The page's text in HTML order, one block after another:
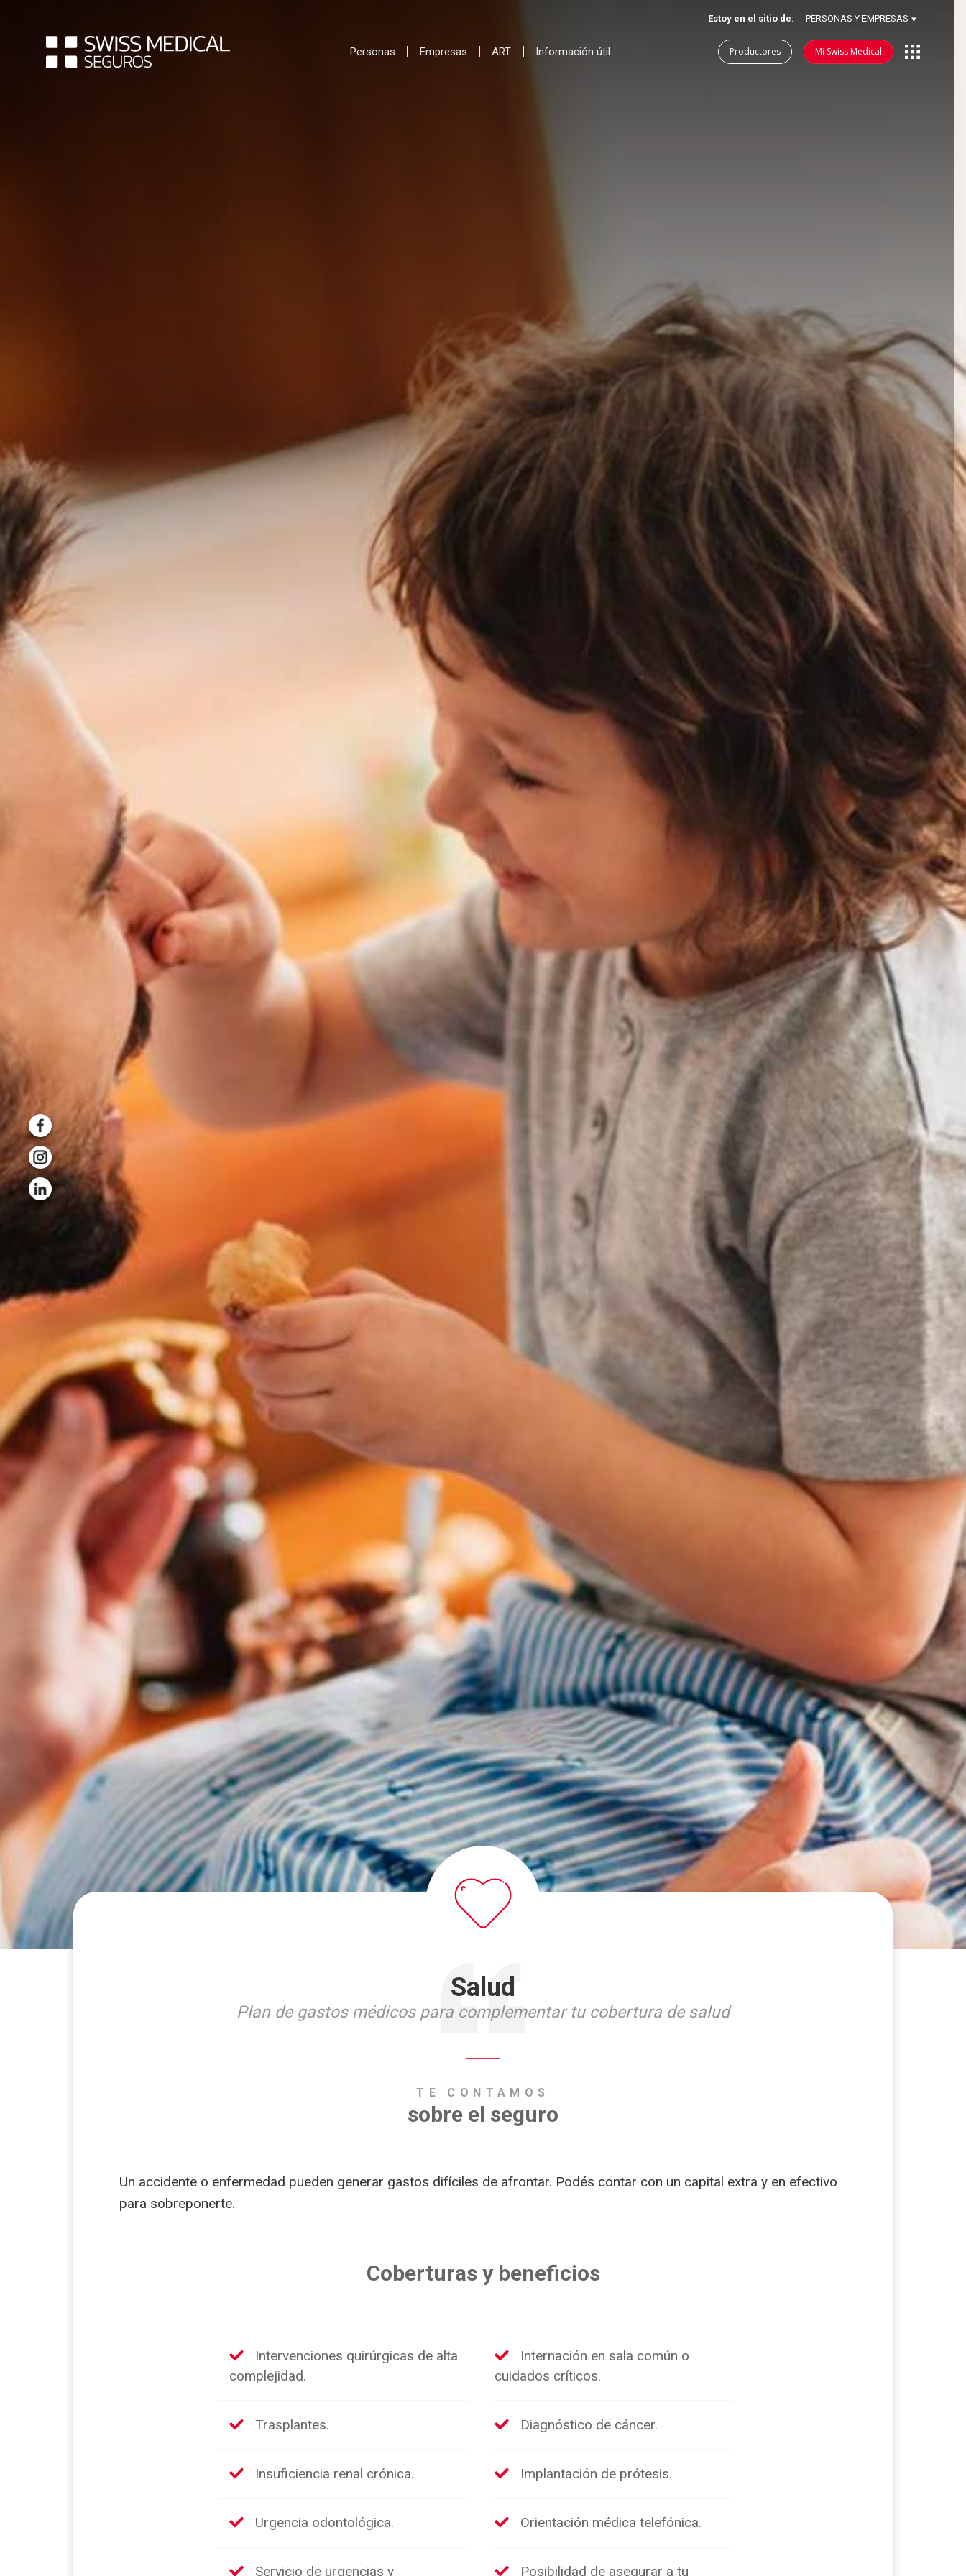
Estoy en el sitio de: PERSONAS Y EMPRESAS ⯆
Personas Empresas ART Información útil Productores Mi Swiss Medical
Salud
Plan de gastos médicos para complementar tu cobertura de salud
TE CONTAMOS
sobre el seguro
Un accidente o enfermedad pueden generar gastos difíciles de afrontar. Podés contar con un capital extra y en efectivo
para sobreponerte.
Coberturas y beneficios
Intervenciones quirúrgicas de alta
complejidad.
Internación en sala común o
cuidados críticos.
Trasplantes. Diagnóstico de cáncer.
Insuficiencia renal crónica. Implantación de prótesis.
Urgencia odontológica. Orientación médica telefónica.
Servicio de urgencias y Posibilidad de asegurar a tu